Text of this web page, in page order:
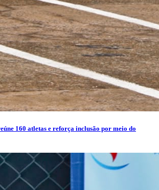
160 atletas e reforça inclusão por meio do